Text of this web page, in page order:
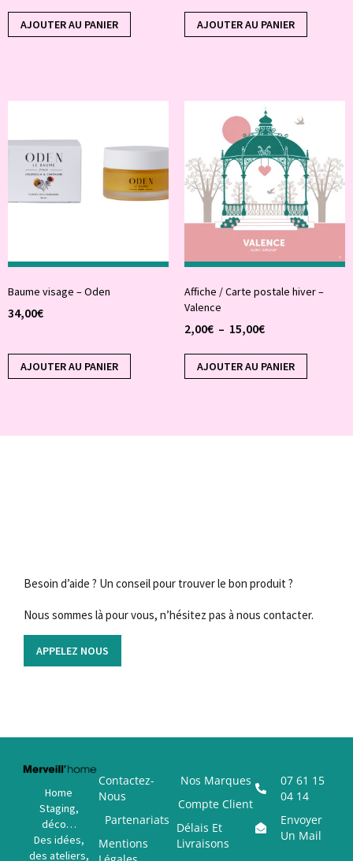
AJOUTER AU PANIER AJOUTER AU PANIER
Baume visage – Oden
34,00€
AJOUTER AU PANIER
Affiche / Carte postale hiver –
Valence
2,00€ – 15,00€
AJOUTER AU PANIER
Besoin d’aide ? Un conseil pour trouver le bon produit ?
Nous sommes là pour vous, n’hésitez pas à nous contacter.
APPELEZ NOUS
Home
Staging,
déco…
Des idées,
des ateliers,
Contactez-
Nous
Partenariats
Mentions
Nos Marques
Compte Client
Délais Et
Livraisons
07 61 15
04 14
Envoyer
Un Mail